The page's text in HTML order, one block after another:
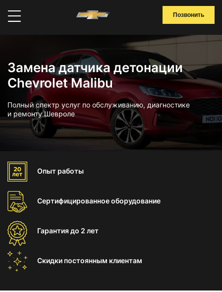
Позвонить
Замена датчика детонации
Chevrolet Malibu
Полный спектр услуг по обслуживанию, диагностике
и ремонту Шевроле
Опыт работы
Сертифицированноеоборудование
Гарантиядо 2 лет
Скидки постоянным клиентам